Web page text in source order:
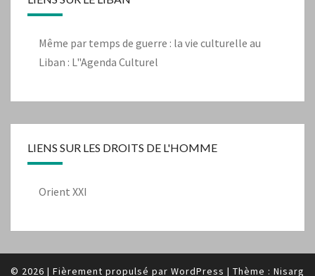
Même par temps de guerre : la vie culturelle au
Liban : L"Agenda Culturel
LIENS SUR LES DROITS DE L'HOMME
Orient XXI
© 2026 | Fièrement propulsé par WordPress | Thème : Nisarg